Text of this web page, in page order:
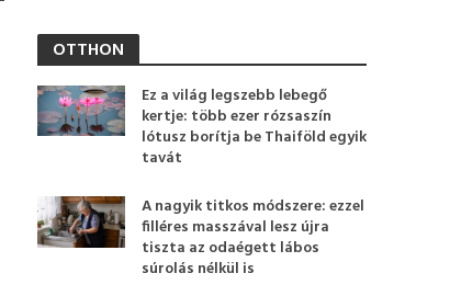
OTTHON
Ez a világ legszebb lebegő
kertje: több ezer rózsaszín
lótusz borítja be Thaiföld egyik
tavát
A nagyik titkos módszere: ezzel
filléres masszával lesz újra
tiszta az odaégett lábos
súrolás nélkül is